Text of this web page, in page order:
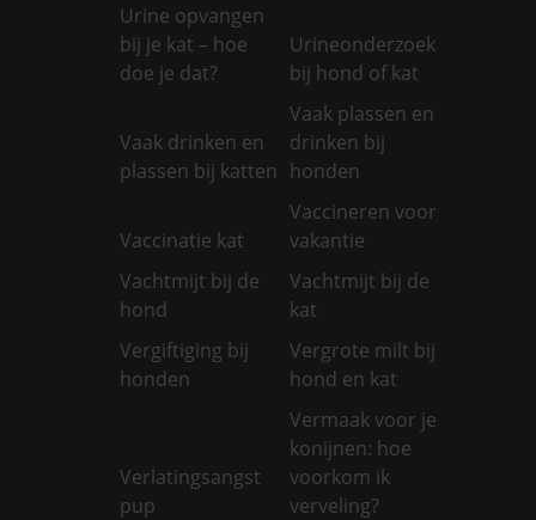
Urine opvangen
bij je kat – hoe
doe je dat?
Urineonderzoek
bij hond of kat
Vaak drinken en
plassen bij katten
Vaak plassen en
drinken bij
honden
Vaccinatie kat
Vaccineren voor
vakantie
Vachtmijt bij de
hond
Vachtmijt bij de
kat
Vergiftiging bij
honden
Vergrote milt bij
hond en kat
Verlatingsangst
pup
Vermaak voor je
konijnen: hoe
voorkom ik
verveling?